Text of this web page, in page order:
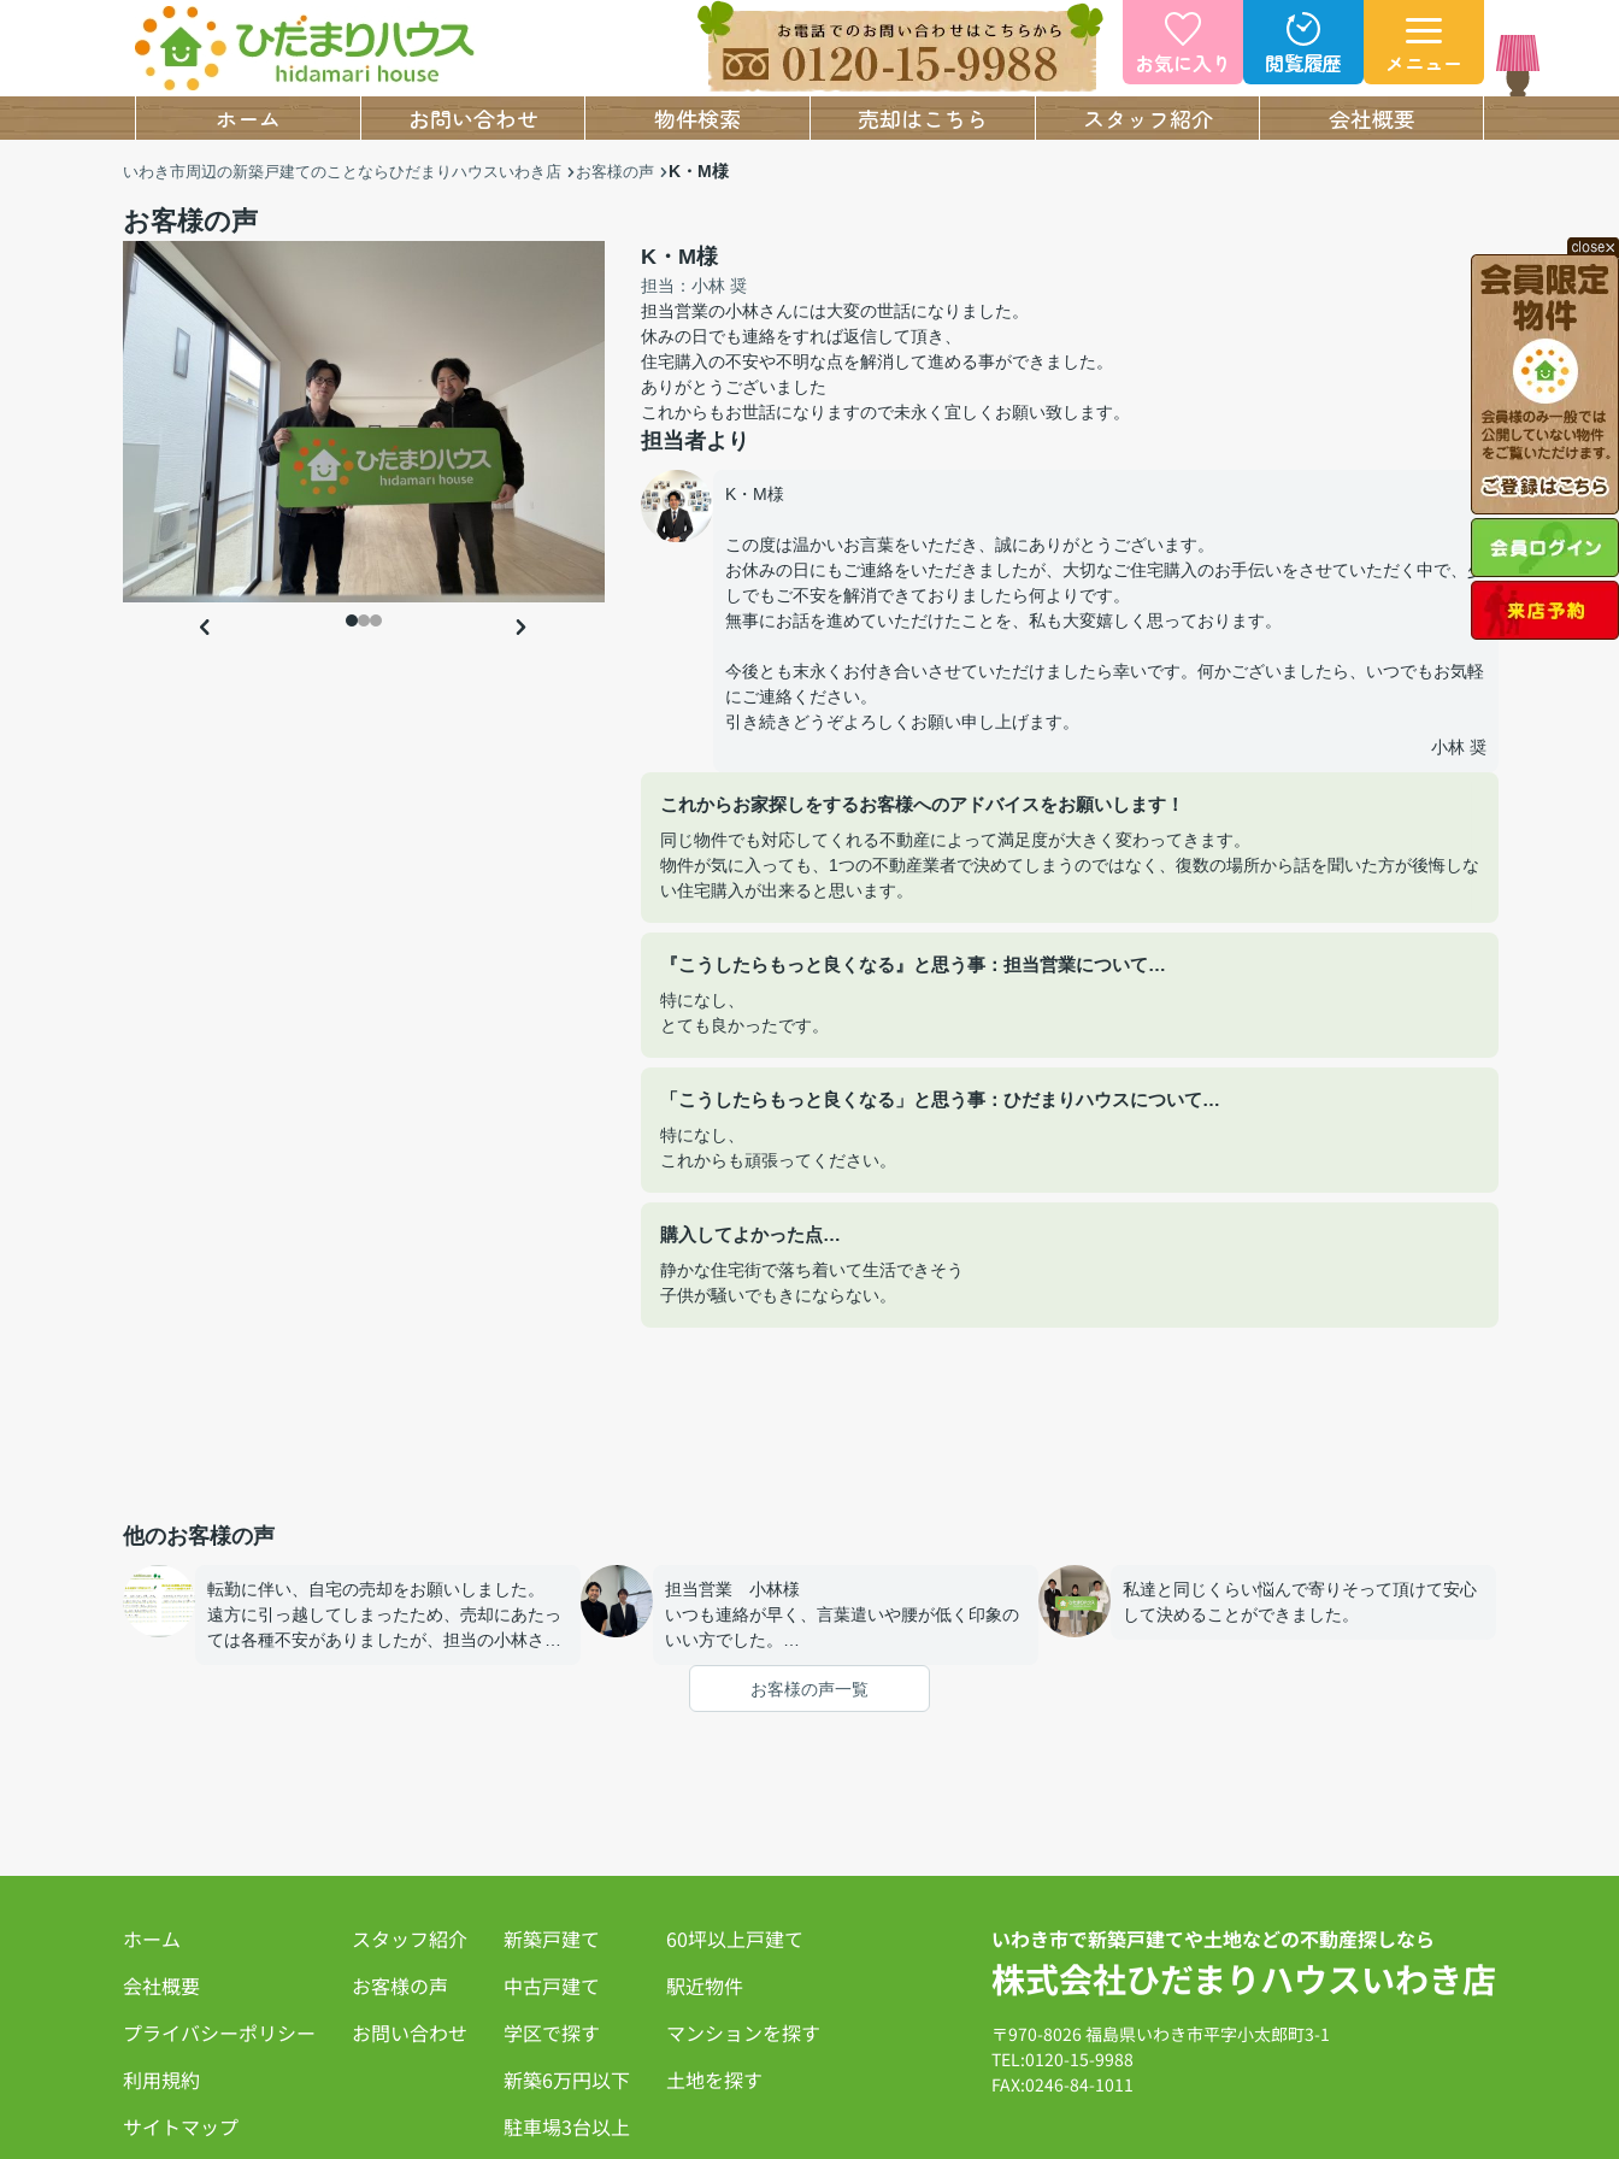
お気に入り 閲覧履歴 メニュー
ホーム お問い合わせ 物件検索 売却はこちら スタッフ紹介 会社概要
いわき市周辺の新築戸建てのことならひだまりハウスいわき店 お客様の声 K・M様
お客様の声
K・M様
担当：小林 奨
担当営業の小林さんには大変の世話になりました。
休みの日でも連絡をすれば返信して頂き、
住宅購入の不安や不明な点を解消して進める事ができました。
ありがとうございました
これからもお世話になりますので未永く宜しくお願い致します。
担当者より
K・M様
この度は温かいお言葉をいただき、誠にありがとうございます。
お休みの日にもご連絡をいただきましたが、大切なご住宅購入のお手伝いをさせていただく中で、少
しでもご不安を解消できておりましたら何よりです。
無事にお話を進めていただけたことを、私も大変嬉しく思っております。
今後とも末永くお付き合いさせていただけましたら幸いです。何かございましたら、いつでもお気軽
にご連絡ください。
引き続きどうぞよろしくお願い申し上げます。
小林 奨
これからお家探しをするお客様へのアドバイスをお願いします！
同じ物件でも対応してくれる不動産によって満足度が大きく変わってきます。
物件が気に入っても、1つの不動産業者で決めてしまうのではなく、復数の場所から話を聞いた方が後悔しな
い住宅購入が出来ると思います。
『こうしたらもっと良くなる』と思う事：担当営業について…
特になし、
とても良かったです。
「こうしたらもっと良くなる」と思う事：ひだまりハウスについて…
特になし、
これからも頑張ってください。
購入してよかった点…
静かな住宅街で落ち着いて生活できそう
子供が騒いでもきにならない。
他のお客様の声
転勤に伴い、自宅の売却をお願いしました。
遠方に引っ越してしまったため、売却にあたっ
ては各種不安がありましたが、担当の小林さん
担当営業 小林様
いつも連絡が早く、言葉遣いや腰が低く印象の
いい方でした。
いつも気にかけて頂き、不安だった気持ちも少
し楽になったとかんじました。
ありがとうございました。
私達と同じくらい悩んで寄りそって頂けて安心
して決めることができました。
お客様の声一覧
ホーム
会社概要
プライバシーポリシー
利用規約
サイトマップ
スタッフ紹介
お客様の声
お問い合わせ
新築戸建て
中古戸建て
学区で探す
新築6万円以下
駐車場3台以上
60坪以上戸建て
駅近物件
マンションを探す
土地を探す
いわき市で新築戸建てや土地などの不動産探しなら
株式会社ひだまりハウスいわき店
〒970-8026 福島県いわき市平字小太郎町3-1
TEL:0120-15-9988
FAX:0246-84-1011